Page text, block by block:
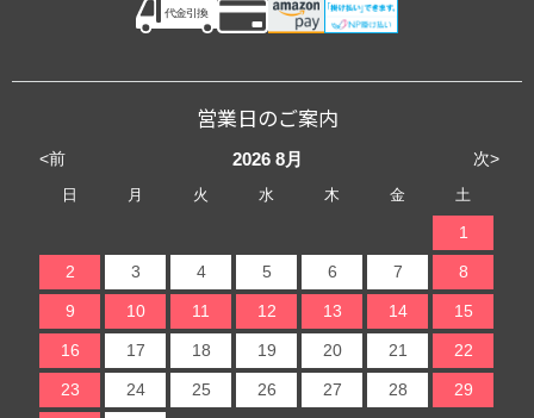
営業日のご案内
<前 次>
2026 8月
日 月 火 水 木 金 土
1
2 3 4 5 6 7 8
9 10 11 12 13 14 15
16 17 18 19 20 21 22
23 24 25 26 27 28 29